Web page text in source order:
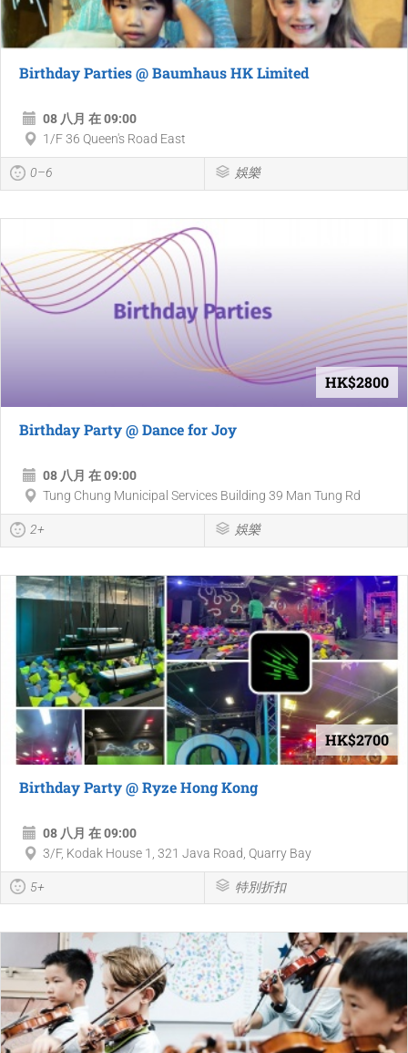
Birthday Parties @ Baumhaus HK Limited
08 八月 在 09:00
1/F 36 Queen's Road East
0–6 娛樂
HK$2800
Birthday Party @ Dance for Joy
08 八月 在 09:00
Tung Chung Municipal Services Building 39 Man Tung Rd
2+ 娛樂
HK$2700
Birthday Party @ Ryze Hong Kong
08 八月 在 09:00
3/F, Kodak House 1, 321 Java Road, Quarry Bay
5+ 特別折扣